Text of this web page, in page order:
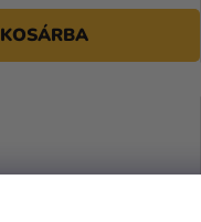
KOSÁRBA